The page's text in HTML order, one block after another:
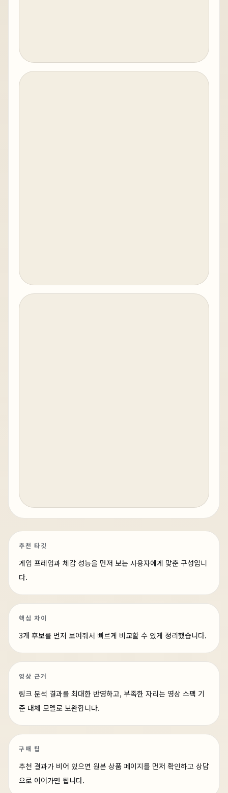
추천 타깃
게임 프레임과 체감 성능을 먼저 보는 사용자에게 맞춘 구성입니
다.
핵심 차이
3개 후보를 먼저 보여줘서 빠르게 비교할 수 있게 정리했습니다.
영상 근거
링크 분석 결과를 최대한 반영하고, 부족한 자리는 영상 스펙 기
준 대체 모델로 보완합니다.
구매 팁
추천 결과가 비어 있으면 원본 상품 페이지를 먼저 확인하고 상담
으로 이어가면 됩니다.